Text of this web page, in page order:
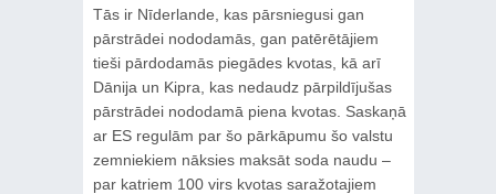
Tās ir Nīderlande, kas pārsniegusi gan
pārstrādei nododamās, gan patērētājiem
tieši pārdodamās piegādes kvotas, kā arī
Dānija un Kipra, kas nedaudz pārpildījušas
pārstrādei nododamā piena kvotas. Saskaņā
ar ES regulām par šo pārkāpumu šo valstu
zemniekiem nāksies maksāt soda naudu –
par katriem 100 virs kvotas saražotajiem